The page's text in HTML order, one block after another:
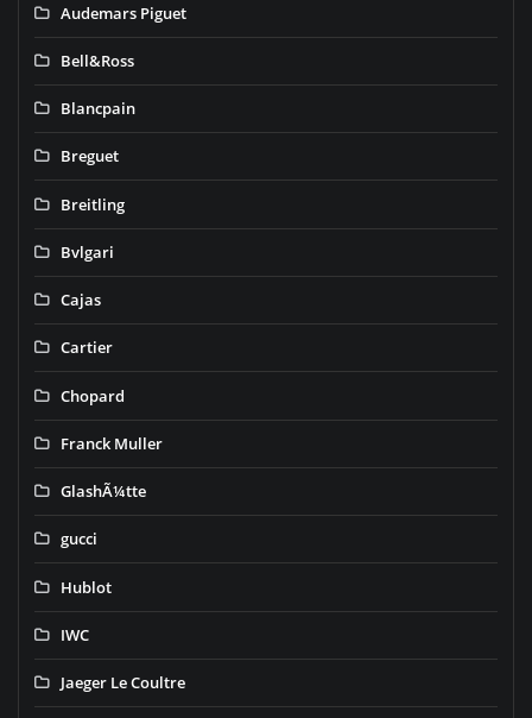
Audemars Piguet
Bell&Ross
Blancpain
Breguet
Breitling
Bvlgari
Cajas
Cartier
Chopard
Franck Muller
GlashÃ¼tte
gucci
Hublot
IWC
Jaeger Le Coultre